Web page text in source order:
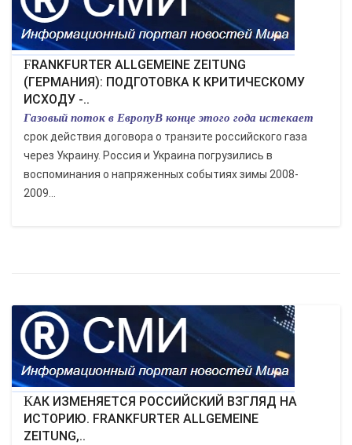
FRANKFURTER ALLGEMEINE ZEITUNG
(ГЕРМАНИЯ): ПОДГОТОВКА К КРИТИЧЕСКОМУ
ИСХОДУ -..
Газовый поток в ЕвропуВ конце этого года истекает
срок действия договора о транзите российского газа
через Украину. Россия и Украина погрузились в
воспоминания о напряженных событиях зимы 2008-
2009...
КАК ИЗМЕНЯЕТСЯ РОССИЙСКИЙ ВЗГЛЯД НА
ИСТОРИЮ. FRANKFURTER ALLGEMEINE
ZEITUNG,..